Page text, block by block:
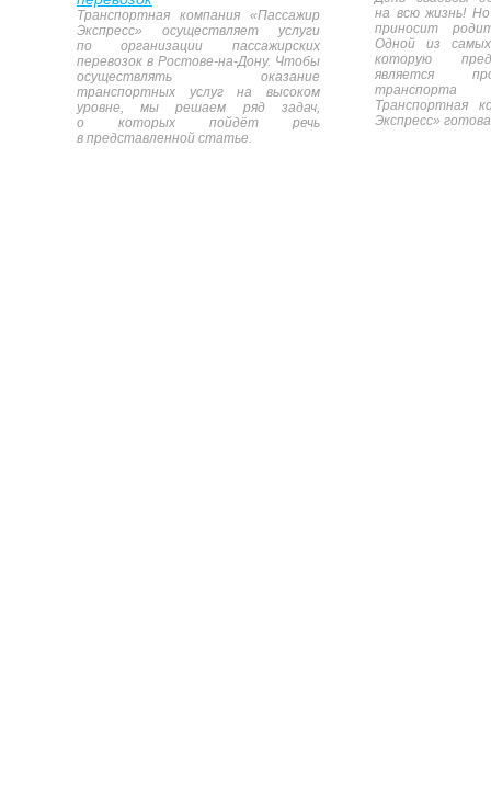
Транспортная компания «Пассажир
Экспресс» осуществляет услуги
по организации пассажирских
перевозок в Ростове-на-Дону. Чтобы
осуществлять оказание
транспортных услуг на высоком
уровне, мы решаем ряд задач,
о которых пойдёт речь
в представленной статье.
на всю жизнь!
приносит
Одной из
которую
является
Транспортная
Экспресс»